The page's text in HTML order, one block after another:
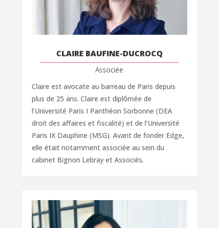
CLAIRE BAUFINE-DUCROCQ
Associée
Claire est avocate au barreau de Paris depuis
plus de 25 ans. Claire est diplômée de
l’Université Paris I Panthéon Sorbonne (DEA
droit des affaires et fiscalité) et de l’Université
Paris IX Dauphine (MSG). Avant de fonder Edge,
elle était notamment associée au sein du
cabinet Bignon Lebray et Associés.